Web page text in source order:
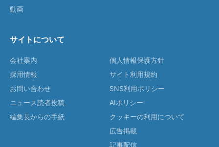
動画
サイトについて
会社案内
採用情報
お問い合わせ
ニュース読者投稿
編集長からの手紙
個人情報保護方針
サイト利用規約
SNS利用ポリシー
AIポリシー
クッキーの利用について
広告掲載
記事配信